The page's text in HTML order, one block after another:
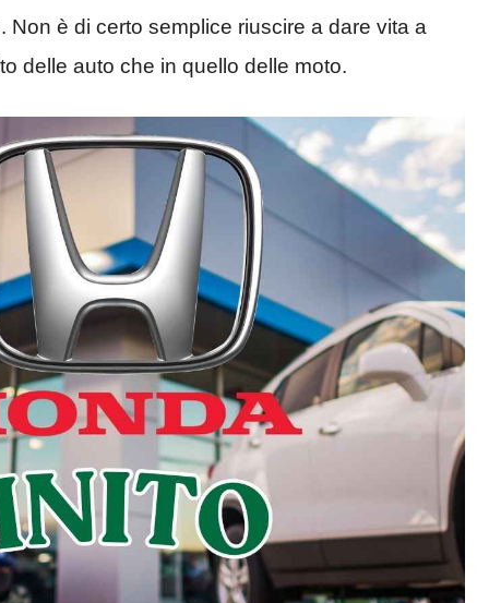
Non è di certo semplice riuscire a dare vita a
delle auto che in quello delle moto.